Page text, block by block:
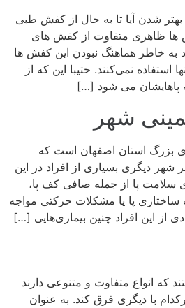
شدن آیا تا به حال از کفش طبی
ها ظاهری متفاوت از کفش های
به خاطر هماهنگ نبودن این کفش ها
استفاده نمی‌کنند. حتیبا این که از
پاهایشان می شود […]
شهر
بزرگ استان اصفهان است که
شهر دیگری بسیاری از افراد در این
سلامت پا از جمله صافی کف پا،
پا یا مشکلات حرکتی مواجه
از این افراد چنین بیماری‌هایی […]
که انواع متفاوت و متنوعی دارند
با دیگری فرق کند. به عنوان